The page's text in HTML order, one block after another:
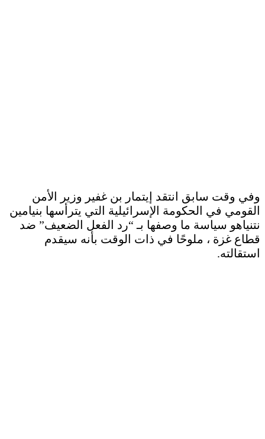
وفي وقت سابق انتقد إيتمار بن غفير وزير الأمن
القومي في الحكومة الإسرائيلية التي يترأسها بنيامين
نتنياهو سياسة ما وصفها بـ “رد الفعل الضعيف” ضد
قطاع غزة ، ملوحًا في ذات الوقت بأنه سيقدم
استقالته.